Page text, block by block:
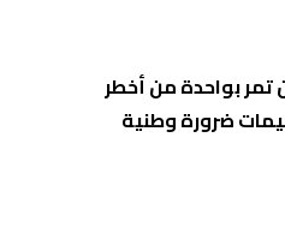
تمر بواحدة من أخطر
ضرورة وطنية